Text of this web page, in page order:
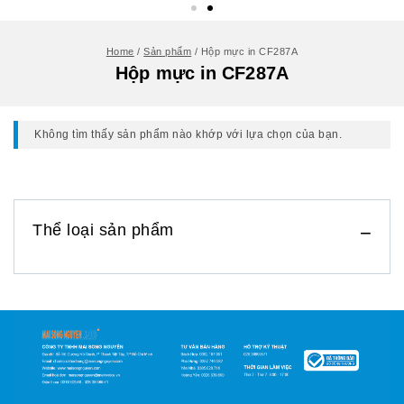
Home / Sản phẩm / Hộp mực in CF287A
Hộp mực in CF287A
Không tìm thấy sản phẩm nào khớp với lựa chọn của bạn.
Thể loại sản phẩm